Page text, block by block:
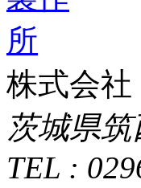
株式会
茨城県
TEL :